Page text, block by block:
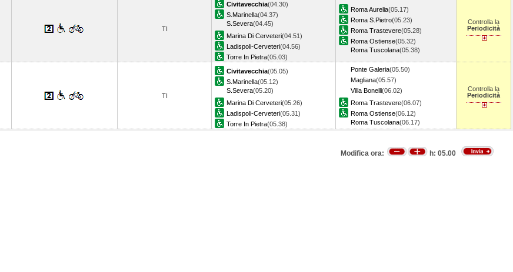
TI
Civitavecchia(04.30)
S.Marinella(04.37)
S.Severa(04.45)
Marina Di Cerveteri(04.51)
Ladispoli-Cerveteri(04.56)
Torre In Pietra(05.03)
Roma Aurelia(05.17)
Roma S.Pietro(05.23)
Roma Trastevere(05.28)
Roma Ostiense(05.32)
Roma Tuscolana(05.38)
Controlla la
Periodicità
TI
Civitavecchia(05.05)
S.Marinella(05.12)
S.Severa(05.20)
Marina Di Cerveteri(05.26)
Ladispoli-Cerveteri(05.31)
Torre In Pietra(05.38)
Ponte Galeria(05.50)
Magliana(05.57)
Villa Bonelli(06.02)
Roma Trastevere(06.07)
Roma Ostiense(06.12)
Roma Tuscolana(06.17)
Controlla la
Periodicità
Modifica ora: h: 05.00